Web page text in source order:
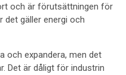
och är förutsättningen för
det gäller energi och
och expandera, men det
Det är dåligt för industrin